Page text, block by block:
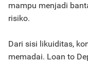
mampu menjadi
risiko.
Dari sisi likuiditas,
memadai. Loan to